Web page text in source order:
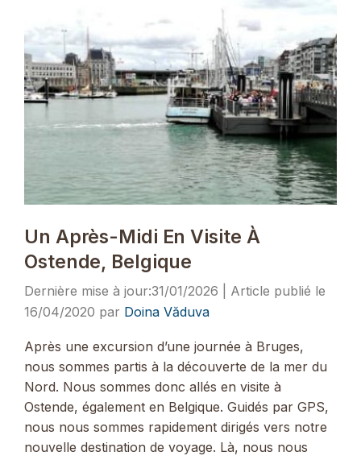
Un Après-Midi En Visite À
Ostende, Belgique
31/01/2026
16/04/2020 par Doina Văduva
Après une excursion d’une journée à Bruges,
nous sommes partis à la découverte de la mer du
Nord. Nous sommes donc allés en visite à
Ostende, également en Belgique. Guidés par GPS,
nous nous sommes rapidement dirigés vers notre
nouvelle destination de voyage. Là, nous nous